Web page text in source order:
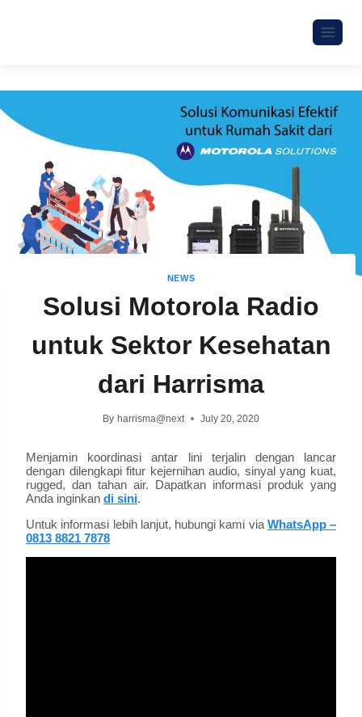
NEWS
Solusi Motorola Radio
untuk Sektor Kesehatan
dari Harrisma
By harrisma@next July 20, 2020
Menjamin koordinasi antar lini terjalin dengan lancar
dengan dilengkapi fitur kejernihan audio, sinyal yang kuat,
rugged, dan tahan air. Dapatkan informasi produk yang
Anda inginkan di sini.
Untuk informasi lebih lanjut, hubungi kami viaWhatsApp –
0813 8821 7878